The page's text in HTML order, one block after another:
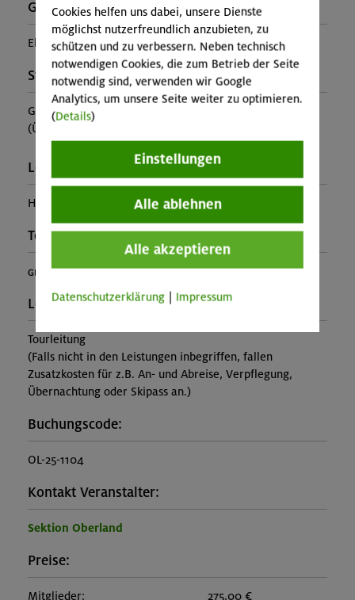
Gebirgsgruppe:
Elbsandsteingebirge
Stützpunkt:
Gasthof Schrammsteinbaude
(ÜF im DZ ca. 46€)
Leiter*in:
Helmut Herberg
Teilprogramm:
Genuss Plus)
Leistung:
Tourleitung
(Falls nicht in den Leistungen inbegriffen, fallen
Zusatzkosten für z.B. An- und Abreise, Verpflegung,
Übernachtung oder Skipass an.)
Buchungscode:
OL-25-1104
Kontakt Veranstalter:
Sektion Oberland
Preise:
Mitglieder:
275,00 €
Cookies helfen uns dabei, unsere Dienste
möglichst nutzerfreundlich anzubieten, zu
schützen und zu verbessern. Neben technisch
notwendigen Cookies, die zum Betrieb der Seite
notwendig sind, verwenden wir Google
Analytics, um unsere Seite weiter zu optimieren.
(Details)
Einstellungen
Alle ablehnen
Alle akzeptieren
Datenschutzerklärung Impressum